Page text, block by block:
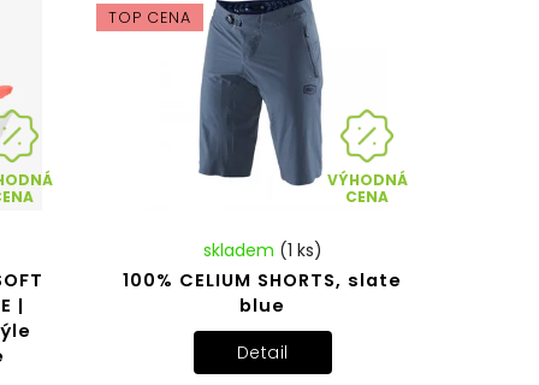
|
TOP CENA
VÝHODNÁ
CENA
100% CELIUM SHORTS, slate
blue
skladem (1 ks)
Detail